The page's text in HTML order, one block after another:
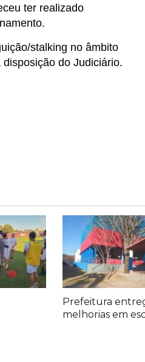
ter realizado
stalking no âmbito
do Judiciário.
Prefeitura
melhorias em